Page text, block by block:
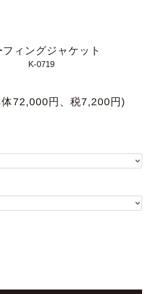
フィングジャケット
K-0719
72,000円、税7,200円)